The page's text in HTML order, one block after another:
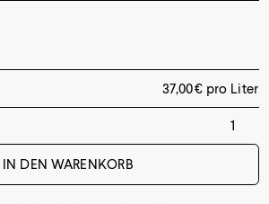
37,00€ pro Liter
IN DEN WARENKORB